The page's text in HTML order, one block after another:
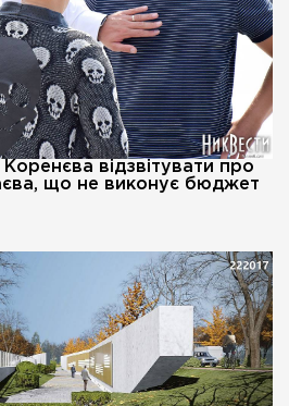
відзвітувати про
що не виконує бюджет